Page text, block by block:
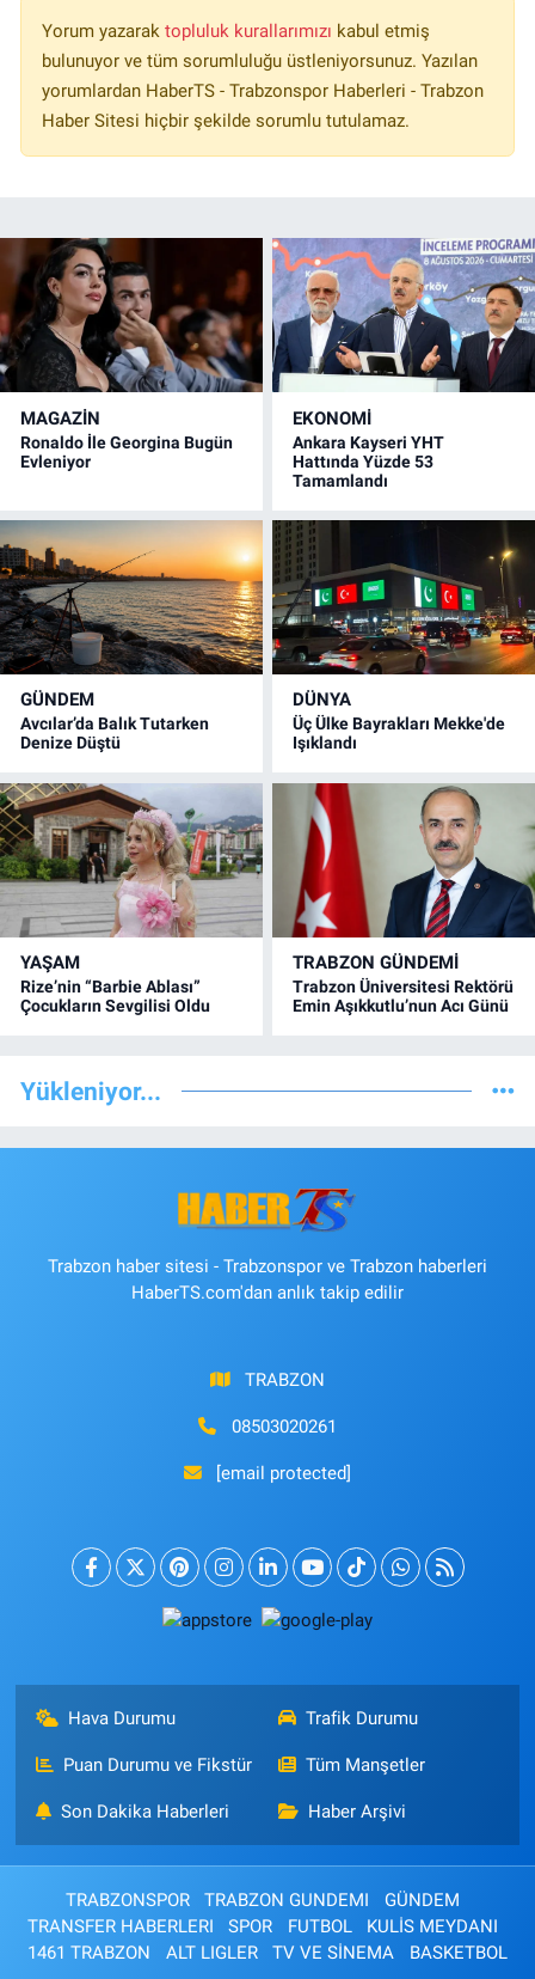
Yorum yazarak topluluk kurallarımızı kabul etmiş
bulunuyor ve tüm sorumluluğu üstleniyorsunuz. Yazılan
yorumlardan HaberTS - Trabzonspor Haberleri - Trabzon
Haber Sitesi hiçbir şekilde sorumlu tutulamaz.
MAGAZİN
Ronaldo İle Georgina Bugün
Evleniyor
EKONOMİ
Ankara Kayseri YHT
Hattında Yüzde 53
Tamamlandı
GÜNDEM
Avcılar’da Balık Tutarken
Denize Düştü
DÜNYA
Üç Ülke Bayrakları Mekke'de
Işıklandı
YAŞAM
Rize’nin “Barbie Ablası”
Çocukların Sevgilisi Oldu
TRABZON GÜNDEMİ
Trabzon Üniversitesi Rektörü
Emin Aşıkkutlu’nun Acı Günü
Yükleniyor...
Trabzon haber sitesi - Trabzonspor ve Trabzon haberleri
HaberTS.com'dan anlık takip edilir
TRABZON
08503020261
[email protected]
Hava Durumu Trafik Durumu
Puan Durumu ve Fikstür Tüm Manşetler
Son Dakika Haberleri Haber Arşivi
TRABZONSPOR TRABZON GUNDEMI
GÜNDEM
TRANSFER HABERLERI
SPOR FUTBOL
KULİS MEYDANI
1461 TRABZON
ALT LIGLER TV VE SİNEMA BASKETBOL